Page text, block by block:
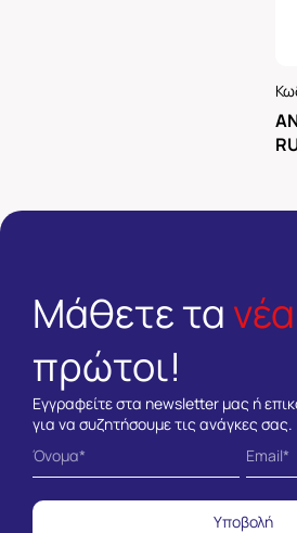
Μάθετε τα νέα
πρώτοι!
Εγγραφείτε στα newsletter μας ή
για να συζητήσουμε τις ανάγκες σας.
Υποβολή